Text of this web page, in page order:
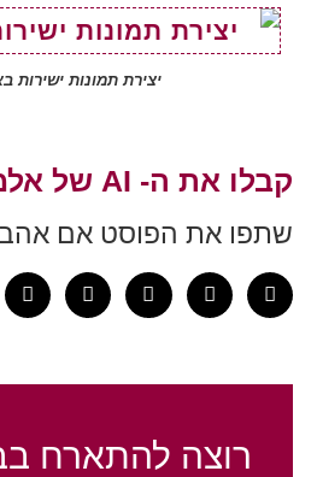
יצירת תמונות ישירות
קבלו את ה- AI של אלמנטור בפעולה:
שתפו את הפוסט אם
רוצה להתארח